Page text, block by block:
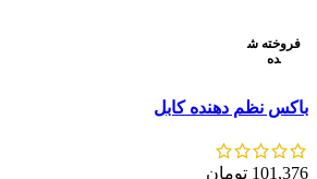
فروخته ش
ده
نمایش سریع
باکس نظم دهنده کابل
101,376 تومان